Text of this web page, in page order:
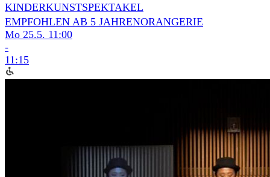
KINDERKUNSTSPEKTAKEL
EMPFOHLEN AB 5 JAHRENORANGERIE
Mo 25.5. 11:00
-
11:15